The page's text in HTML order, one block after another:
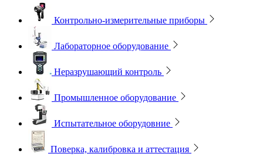
Контрольно-измерительные приборы
Лабораторное оборудование
Неразрушающий контроль
Промышленное оборудование
Испытательное оборудовние
Поверка, калибровка и аттестация